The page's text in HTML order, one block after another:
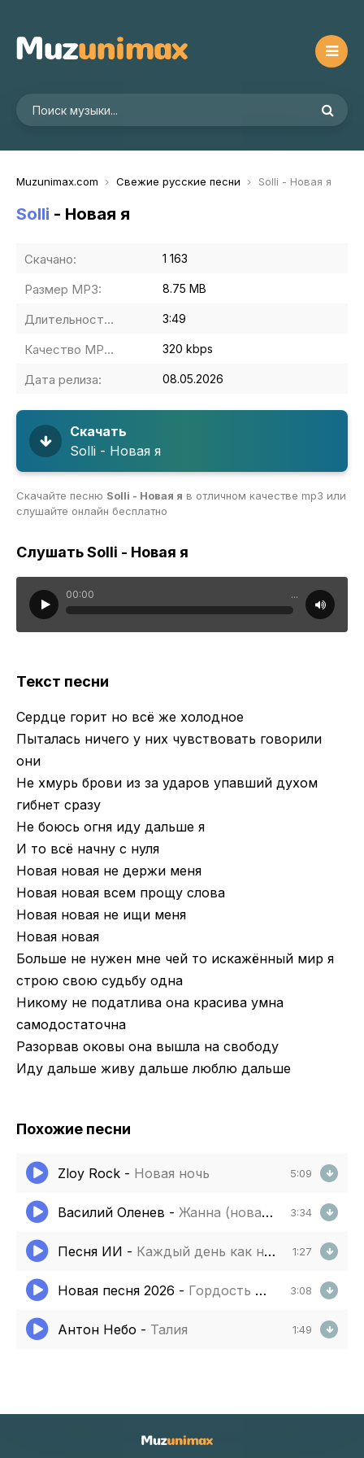
Muzunimax.com Свежие русские песни Solli - Новая я
Solli - Новая я
Скачано: 1 163
Размер MP3: 8.75 MB
Длительность MP3: 3:49
Качество MP3: 320 kbps
Дата релиза: 08.05.2026
Скачать
Solli - Новая я
Скачайте песню Solli - Новая я в отличном качестве mp3 или
слушайте онлайн бесплатно
Слушать Solli - Новая я
00:00 ...
Текст песни
Сердце горит но всё же холодное
Пыталась ничего у них чувствовать говорили
они
Не хмурь брови из за ударов упавший духом
гибнет сразу
Не боюсь огня иду дальше я
И то всё начну с нуля
Новая новая не держи меня
Новая новая всем прощу слова
Новая новая не ищи меня
Новая новая
Больше не нужен мне чей то искажённый мир я
строю свою судьбу одна
Никому не податлива она красива умна
самодостаточна
Разорвав оковы она вышла на свободу
Иду дальше живу дальше люблю дальше
Похожие песни
Zloy Rock - Новая ночь 5:09
Василий Оленев - Жанна (новая версия) 3:34
Песня ИИ - Каждый день как новая строка 1:27
Новая песня 2026 - Гордость шепчет 3:08
Антон Небо - Талия 1:49